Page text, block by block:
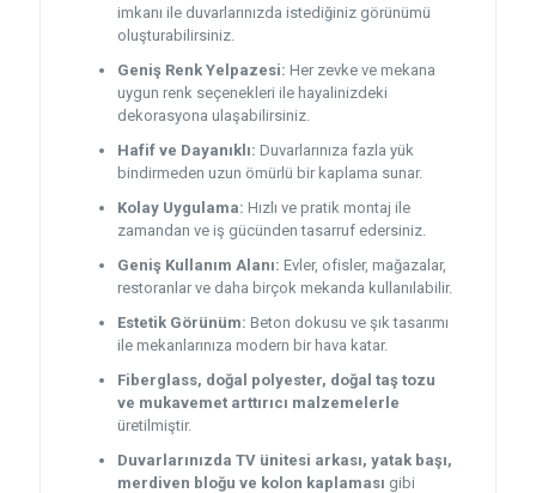
imkanı ile duvarlarınızda istediğiniz görünümü
oluşturabilirsiniz.
Geniş Renk Yelpazesi: Her zevke ve mekana
uygun renk seçenekleri ile hayalinizdeki
dekorasyona ulaşabilirsiniz.
Hafif ve Dayanıklı: Duvarlarınıza fazla yük
bindirmeden uzun ömürlü bir kaplama sunar.
Kolay Uygulama: Hızlı ve pratik montaj ile
zamandan ve iş gücünden tasarruf edersiniz.
Geniş Kullanım Alanı: Evler, ofisler, mağazalar,
restoranlar ve daha birçok mekanda kullanılabilir.
Estetik Görünüm: Beton dokusu ve şık tasarımı
ile mekanlarınıza modern bir hava katar.
Fiberglass, doğal polyester, doğal taş tozu
ve mukavemet arttırıcı malzemelerle
üretilmiştir.
Duvarlarınızda TV ünitesi arkası, yatak başı,
merdiven bloğu ve kolon kaplaması gibi